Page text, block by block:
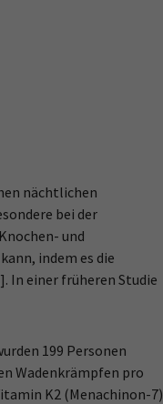
nächtlichen
bei der
und
indem es die
In einer früheren Studie
199 Personen
Wadenkrämpfen pro
K2 (Menachinon-7)